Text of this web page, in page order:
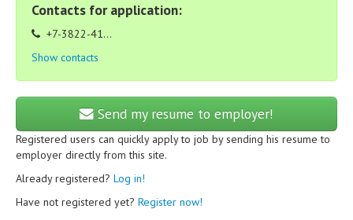
Contacts for application:
+7-3822-41...
Show contacts
Send my resume to employer!
Registered users can quickly apply to job by sending his resume to
employer directly from this site.
Already registered? Log in!
Have not registered yet? Register now!